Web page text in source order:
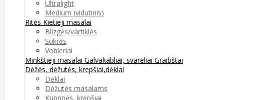
Ultralight
Medium (vidutinis)
Ritės Kietieji masalai
Blizgės/vartiklės
Sukrės
Vobleriai
Minkštieji masalai Galvakabliai, svareliai Graibštai
Dėžės, dėžutės, krepšiai,dėklai
Dėklai
Dėžutės masalams
Kuprinės, krepšiai